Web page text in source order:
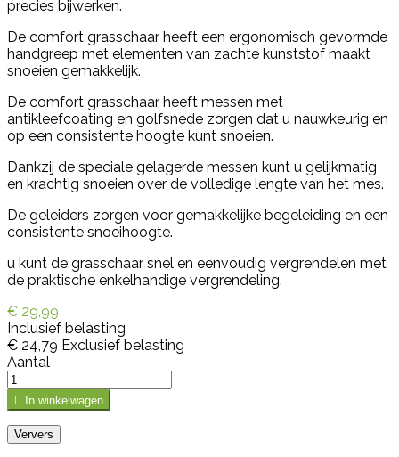
precies bijwerken.
De comfort grasschaar heeft een ergonomisch gevormde
handgreep met elementen van zachte kunststof maakt
snoeien gemakkelijk.
De comfort grasschaar heeft messen met
antikleefcoating en golfsnede zorgen dat u nauwkeurig en
op een consistente hoogte kunt snoeien.
Dankzij de speciale gelagerde messen kunt u gelijkmatig
en krachtig snoeien over de volledige lengte van het mes.
De geleiders zorgen voor gemakkelijke begeleiding en een
consistente snoeihoogte.
u kunt de grasschaar snel en eenvoudig vergrendelen met
de praktische enkelhandige vergrendeling.
€ 29,99
Inclusief belasting
€ 24,79 Exclusief belasting
Aantal
 In winkelwagen